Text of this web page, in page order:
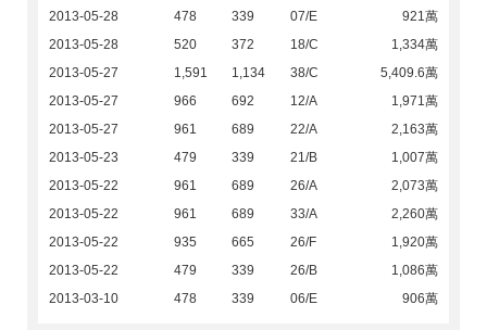
2013-05-28
478 339 07/E
921萬
2013-05-28
520 372 18/C
1,334萬
2013-05-27
1,591 1,134 38/C
5,409.6萬
2013-05-27
966 692 12/A
1,971萬
2013-05-27
961 689 22/A
2,163萬
2013-05-23
479 339 21/B
1,007萬
2013-05-22
961 689 26/A
2,073萬
2013-05-22
961 689 33/A
2,260萬
2013-05-22
935 665 26/F
1,920萬
2013-05-22
479 339 26/B
1,086萬
2013-03-10
478 339 06/E 906萬